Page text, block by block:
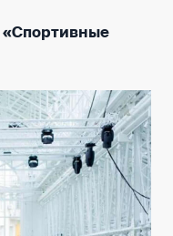
«Спортивные